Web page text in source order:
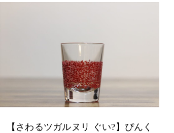
【さわるツガルヌリ ぐい?】ぴんく